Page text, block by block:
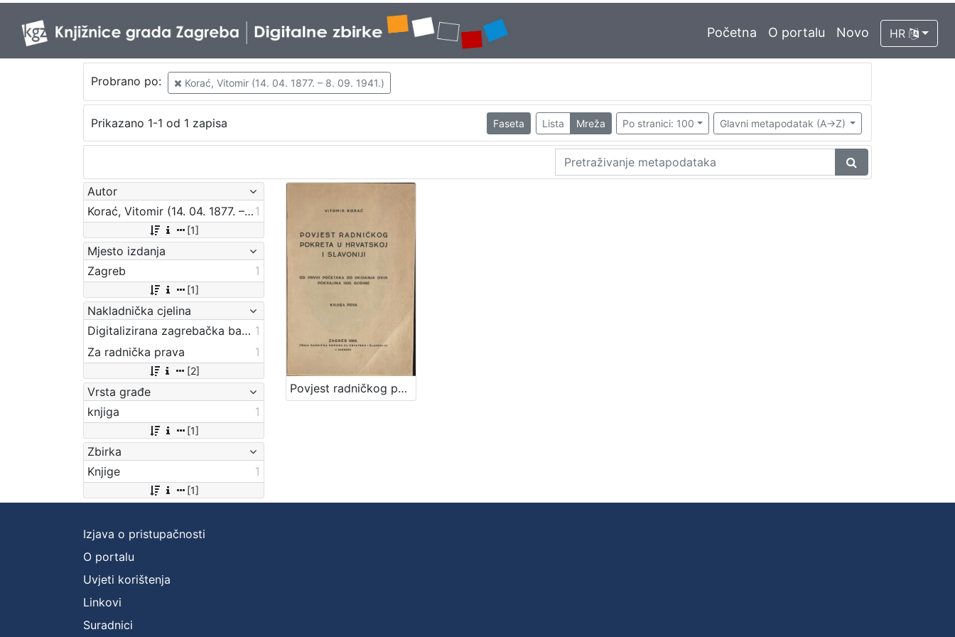
Početna O portalu Novo HR
Probrano po: Korać, Vitomir (14. 04. 1877. – 8. 09. 1941.)
Prikazano 1-1 od 1 zapisa Faseta Lista Mreža Po stranici: 100 Glavni metapodatak (A->Z)
Autor
Korać, Vitomir (14. 04. 1877. – 8. 09. 1941.) 1
[1]
Mjesto izdanja
Zagreb
1
[1]
Nakladnička cjelina
Digitalizirana zagrebačka baština 1
Za radnička prava
1
[2]
Vrsta građe
knjiga
1
[1]
Zbirka
Knjige
1
[1]
Povjest radničkog pokreta u Hrvatskoj i Slavoniji : od prvih početaka do ukidanja ovih pokrajina 1922. godine / Vitomir Korać
Izjava o pristupačnosti
O portalu
Uvjeti korištenja
Linkovi
Suradnici